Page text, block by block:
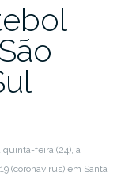
feira (24), a
(coronavírus) em Santa